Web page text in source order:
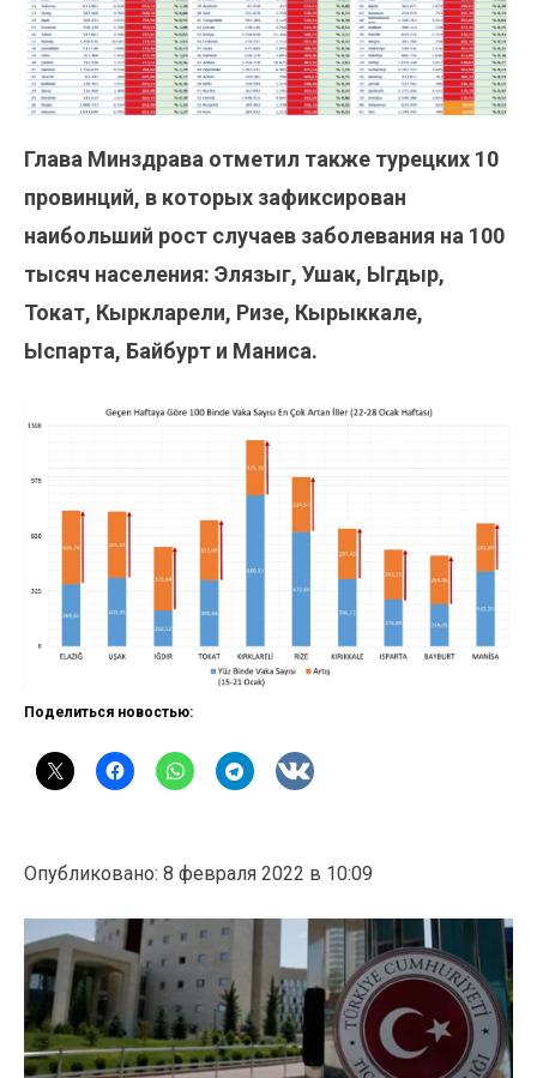
Глава Минздрава отметил также турецких 10
провинций, в которых зафиксирован
наибольший рост случаев заболевания на 100
тысяч населения: Элязыг, Ушак, Ыгдыр,
Токат, Кыркларели, Ризе, Кырыккале,
Ыспарта, Байбурт и Маниса.
Поделиться новостью:
Опубликовано: 8 февраля 2022 в 10:09